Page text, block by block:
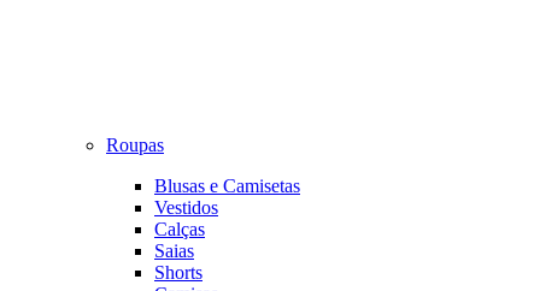
Roupas
Blusas e Camisetas
Vestidos
Calças
Saias
Shorts